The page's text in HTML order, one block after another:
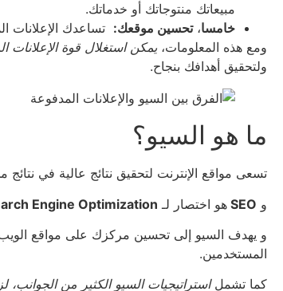
مبيعاتك منتوجاتك أو خدماتك.
خامسا،تحسين موقعك: تساعدك الإعلانات
ومع هذه المعلومات، يمكن استغلال قوة الإعلانات
ولتحقيق أهدافك بنجاح.
ما هو السيو؟
تسعى مواقع الإنترنت لتحقيق نتائج عالية في
و SEO هو اختصار لـ Engine Optimization
و يهدف السيو إلى تحسين مركزك على مواقع
المستخدمين.
كما تشمل استراتيجيات السيو الكثير من